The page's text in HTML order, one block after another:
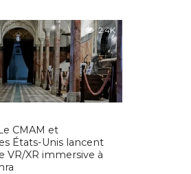
2.4K
CMAM et
États-Unis lancent
VR/XR immersive à